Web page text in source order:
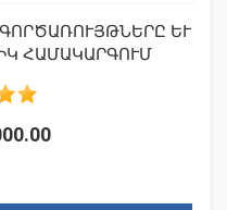
ԵՒ Խ
ՀԱՄԱԿԱՐԳՈՒՄ